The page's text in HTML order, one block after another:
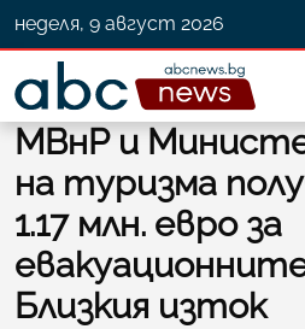
неделя, 9 август 2026
МВнР и
на туризма
1.17 млн. евро за
Близкия изток